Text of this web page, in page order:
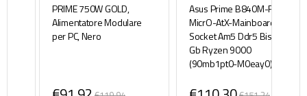
PRIME 750W GOLD,
Alimentatore Modulare
per PC, Nero
Asus Prime B840M-R
MicrO-AtX-Mainboard
Socket Am5 Ddr5 Bis 128
Gb Ryzen 9000
(90mb1pt0-M0eay0)